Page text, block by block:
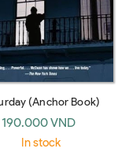
(Anchor Book)
190.000 VND
In stock